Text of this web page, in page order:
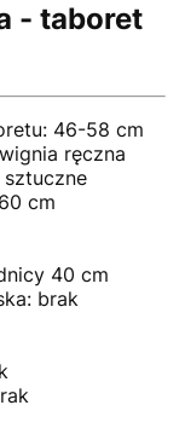
- taboret
46-58 cm
ręczna
cm
40 cm
brak